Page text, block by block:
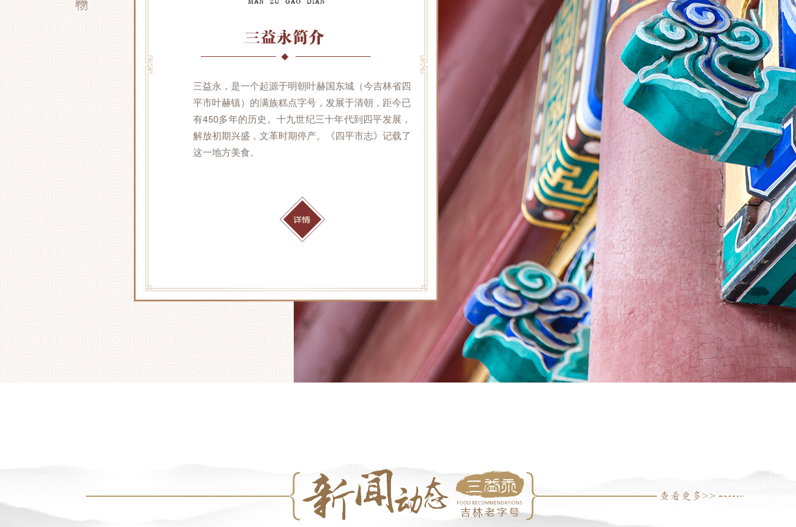
三益永，是一个起源于明朝叶赫国东城（今吉林省四
平市叶赫镇）的满族糕点字号，发展于清朝，距今已
有450多年的历史。十九世纪三十年代到四平发展，
解放初期兴盛，文革时期停产。《四平市志》记载了
这一地方美食。